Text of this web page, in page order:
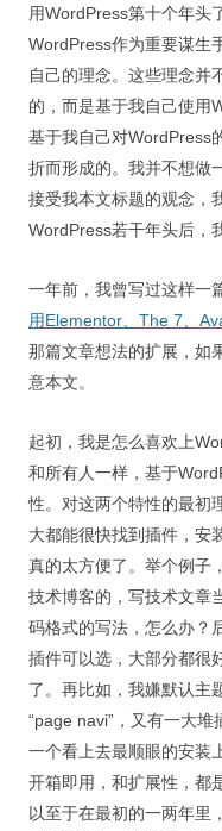
用WordPress第十个年头
WordPress作为重要谋生
自己的理念。这些理念并
的，而是基于我自己使用
基于我自己对WordPress
折而形成的。我并不想做
接受我本文标题的观念，
WordPress若干年头后，
一年前，我曾写过这样一
用Elementor、The 7、
那篇文章想法的扩展，如
意本文。
起初，我是怎么喜欢上
和所有人一样，基于
性。对这两个特性的最初
大都能很快找到插件，安
真的太方便了。举个例子
技术博客的，写技术文章
码格式的写法，怎么办？
插件可以选，大部分都很
了。再比如，我嫌默认主
“page navi”，又有一大
一个看上去最顺眼的安装
开箱即用，和扩展性，都
以至于在最初的一两年里